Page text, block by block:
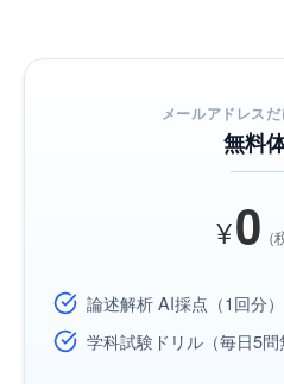
メールアドレス
無料
¥0（
論述解析 AI採点（1回分）
学科試験ドリル（毎日5問